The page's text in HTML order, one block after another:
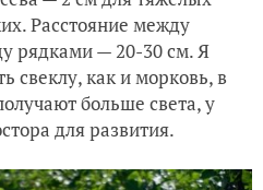
Расстояние между
рядками — 20-30 см. Я
свеклу, как и морковь, в
больше света, у
для развития.